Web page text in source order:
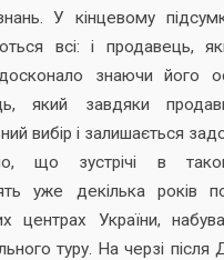
У кінцевому
всі: і продавець,
знаючи його
який завдяки
вибір і залишається
що зустрічі в
уже декілька років
центрах України,
туру. На черзі після